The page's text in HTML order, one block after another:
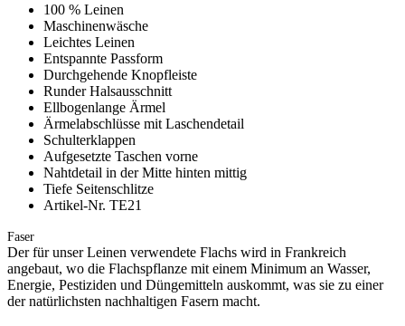
100 % Leinen
Maschinenwäsche
Leichtes Leinen
Entspannte Passform
Durchgehende Knopfleiste
Runder Halsausschnitt
Ellbogenlange Ärmel
Ärmelabschlüsse mit Laschendetail
Schulterklappen
Aufgesetzte Taschen vorne
Nahtdetail in der Mitte hinten mittig
Tiefe Seitenschlitze
Artikel-Nr. TE21
Faser
Der für unser Leinen verwendete Flachs wird in Frankreich
angebaut, wo die Flachspflanze mit einem Minimum an Wasser,
Energie, Pestiziden und Düngemitteln auskommt, was sie zu einer
der natürlichsten nachhaltigen Fasern macht.